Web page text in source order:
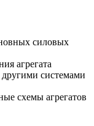
силовых
агрегата
системами
схемы агрегатов